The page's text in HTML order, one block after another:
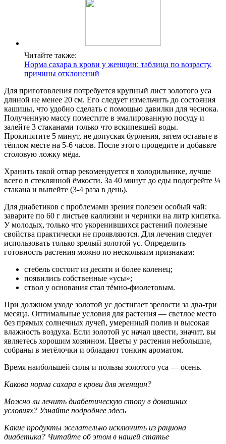
Читайте также:
Норма сахара в крови у женщин: таблица по возрасту,
причины отклонений
Для приготовления потребуется крупный лист золотого уса
длиной не менее 20 см. Его следует измельчить до состояния
кашицы, что удобно сделать с помощью давилки для чеснока.
Полученную массу поместите в эмалированную посуду и
залейте 3 стаканами только что вскипевшей воды.
Прокипятите 5 минут, не допуская бурления, затем оставьте в
тёплом месте на 5-6 часов. После этого процедите и добавьте
столовую ложку мёда.
Хранить такой отвар рекомендуется в холодильнике, лучше
всего в стеклянной ёмкости. За 40 минут до еды подогрейте ¼
стакана и выпейте (3-4 раза в день).
Для диабетиков с проблемами зрения полезен особый чай:
заварите по 60 г листьев каллизии и черники на литр кипятка.
У молодых, только что укоренившихся растений полезные
свойства практически не проявляются. Для лечения следует
использовать только зрелый золотой ус. Определить
готовность растения можно по нескольким признакам:
стебель состоит из десяти и более коленец;
появились собственные «усы»;
ствол у основания стал тёмно-фиолетовым.
При должном уходе золотой ус достигает зрелости за два-три
месяца. Оптимальные условия для растения — светлое место
без прямых солнечных лучей, умеренный полив и высокая
влажность воздуха. Если золотой ус начал цвести, значит, вы
являетесь хорошим хозяином. Цветы у растения небольшие,
собраны в метёлочки и обладают тонким ароматом.
Время наибольшей силы и пользы золотого уса — осень.
Какова норма сахара в крови для женщин?
Можно ли лечить диабетическую стопу в домашних
условиях? Узнайте подробнее здесь
Какие продукты желательно исключить из рациона
диабетика? Читайте об этом в нашей статье